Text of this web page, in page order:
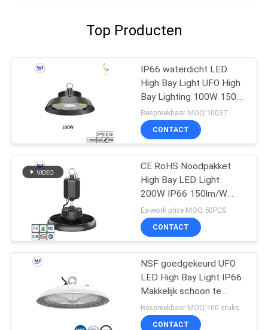
Top Producten
IP66 waterdicht LED
High Bay Light UFO High
Bay Lighting 100W 150W
200W 240W 300W
Bespreekbaar MOQ:100ST
CONTACT
CE RoHS Noodpakket
High Bay LED Light
200W IP66 150lm/W
Warehouse
Ex-work price MOQ:50PCS
CONTACT
NSF goedgekeurd UFO
LED High Bay Light IP66
Makkelijk schoon te
maken 60W 100W 150W
200W
Bespreekbaar MOQ:100 stuks
CONTACT